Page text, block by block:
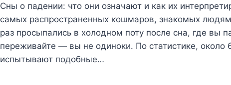
Сны о падении: что они означают и как их
самых распространенных кошмаров, знакомых
раз просыпались в холодном поту после сна, где вы
переживайте — вы не одиноки. По статистике, около
испытывают подобные…